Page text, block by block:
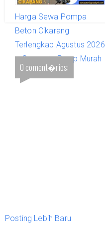
Harga Sewa Pompa
Beton Cikarang
Terlengkap Agustus 2026
– Concrete Pump Murah
& Terbaik
0 coment�rios:
Posting Lebih Baru